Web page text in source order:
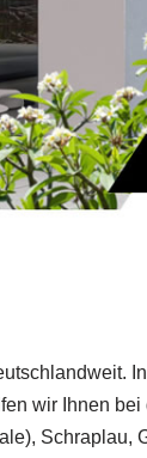
wir Ihnen
Schraplau,